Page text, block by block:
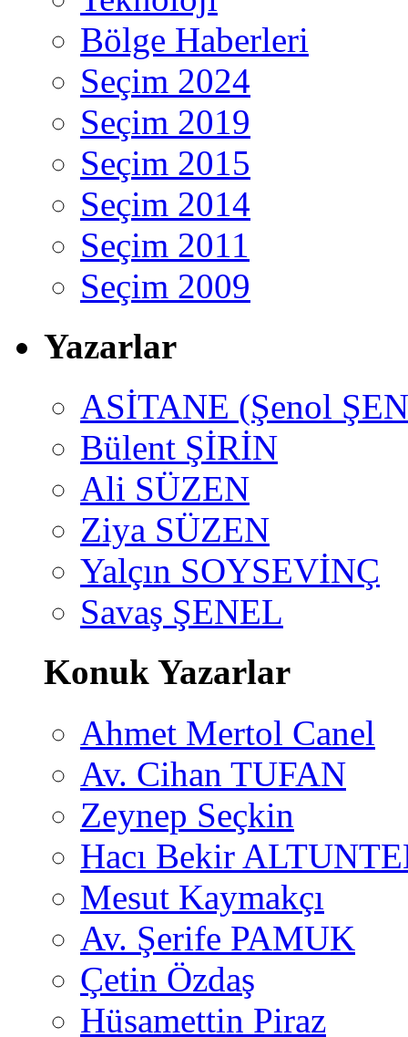
Bölge Haberleri
Seçim 2024
Seçim 2019
Seçim 2015
Seçim 2014
Seçim 2011
Seçim 2009
Yazarlar
ASİTANE (Şenol
Bülent ŞİRİN
Ali SÜZEN
Ziya SÜZEN
Yalçın SOYSEVİNÇ
Savaş ŞENEL
Konuk Yazarlar
Ahmet Mertol Canel
Av. Cihan TUFAN
Zeynep Seçkin
Hacı Bekir
Mesut Kaymakçı
Av. Şerife PAMUK
Çetin Özdaş
Hüsamettin Piraz